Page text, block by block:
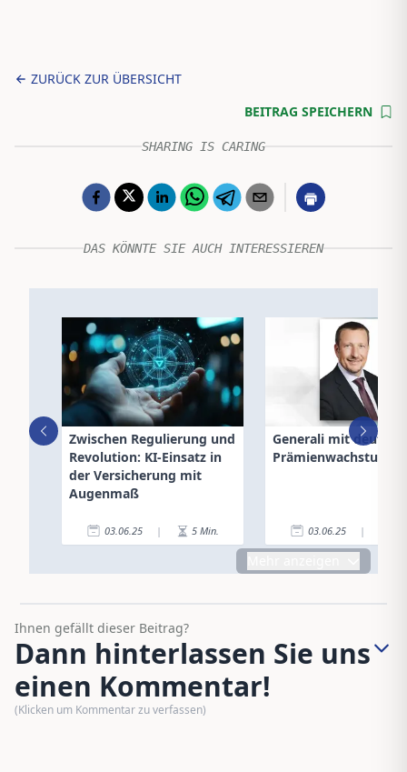
ZURÜCK ZUR ÜBERSICHT
BEITRAG SPEICHERN
SHARING IS CARING
DAS KÖNNTE SIE AUCH INTERESSIEREN
Zwischen Regulierung und
Revolution: KI-Einsatz in
der Versicherung mit
Augenmaß
03.06.25 | 5 Min.
Generali mit
Prämienwachstum
03.06.25 |
Ihnen gefällt dieser Beitrag?
Dann hinterlassen Sie uns
einen Kommentar!
(Klicken um Kommentar zu verfassen)